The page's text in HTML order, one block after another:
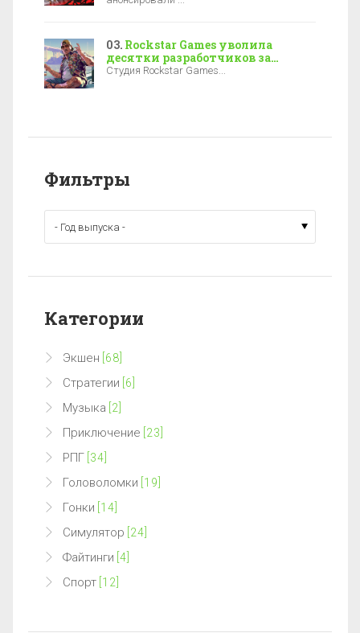
Rockstar Games уволила
десятки разработчиков за
полгода до выхода GTA 6
Студия Rockstar Games...
Фильтры
Категории
Экшен [68]
Стратегии [6]
Музыка [2]
Приключение [23]
РПГ [34]
Головоломки [19]
Гонки [14]
Симулятор [24]
Файтинги [4]
Спорт [12]